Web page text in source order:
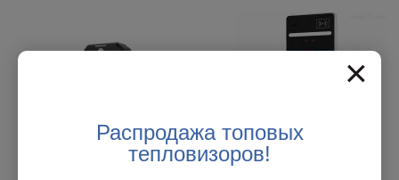
×
Распродажа топовых
тепловизоров!